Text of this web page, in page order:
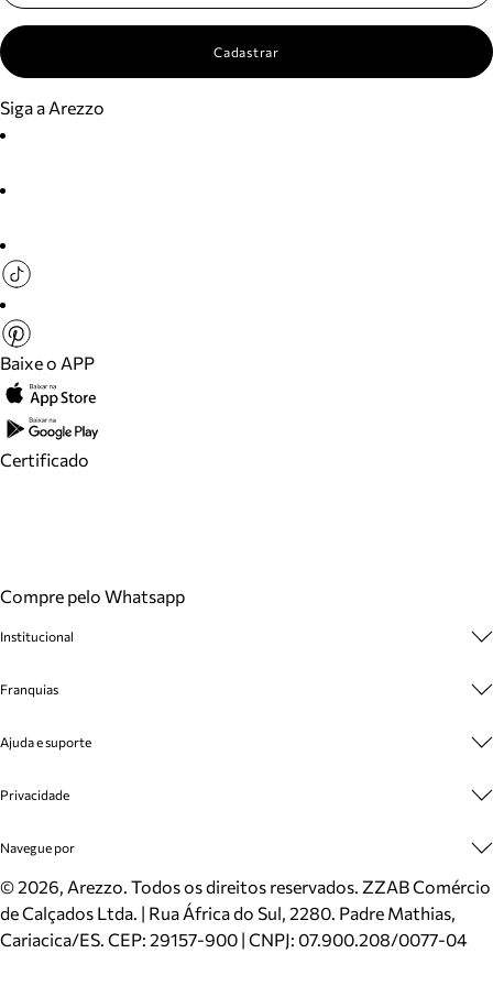
Cadastrar
Siga a Arezzo
Baixe o APP
Certificado
Compre pelo Whatsapp
Institucional
Cashback
Venda Corporativa
Mapa do Site
Inverno
Mundo Arezzo
Franquias
Plano de Negócio
Ajuda e suporte
Cadastro
Meus Pedidos
Trocas e Devoluções
Cartão Presente
Localizador de lojas
Privacidade
Politica e Privacidade
Navegue por
Sapatos
Bolsas
Scarpins
©2026, Arezzo. Todos os direitos reservados. ZZAB Comércio
de Calçados Ltda. | Rua África do Sul, 2280. Padre Mathias,
Cariacica/ES. CEP: 29157-900 | CNPJ: 07.900.208/0077-04